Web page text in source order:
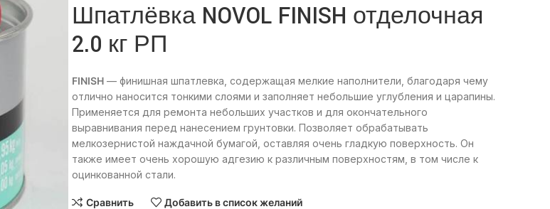
Шпатлёвка NOVOL FINISH отделочная
2.0 кг РП
FINISH — финишная шпатлевка, содержащая мелкие наполнители, благодаря чему
отлично наносится тонкими слоями и заполняет небольшие углубления и царапины.
Применяется для ремонта небольших участков и для окончательного
выравнивания перед нанесением грунтовки. Позволяет обрабатывать
мелкозернистой наждачной бумагой, оставляя очень гладкую поверхность. Он
также имеет очень хорошую адгезию к различным поверхностям, в том числе к
оцинкованной стали.
Сравнить Добавить в список желаний